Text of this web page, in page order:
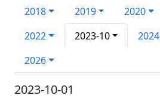
2018
2019 2020
2022
2023-10 2024
2026
2023-10-01